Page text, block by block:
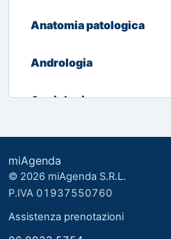
Anatomia patologica
Andrologia
Angiologia
Biologo nutrizionista
Cardiologia
Chirurgia Generale
miAgenda
© 2026 miAgenda S.R.L.
P.IVA 01937550760
Assistenza prenotazioni